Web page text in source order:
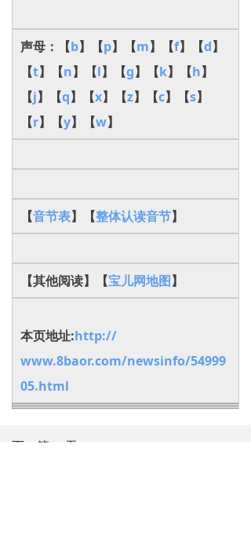
声母：【b】【p】【m】【f】【d】
【t】【n】【l】【g】【k】【h】
【j】【q】【x】【z】【c】【s】
【r】【y】【w】
【音节表】【整体认读音节】
【其他阅读】【宝儿网地图】
本页地址:http://
www.8baor.com/newsinfo/54999
05.html
下一篇： 无